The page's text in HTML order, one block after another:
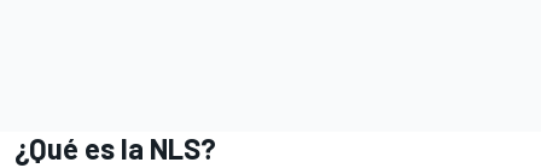
¿Qué es la NLS?